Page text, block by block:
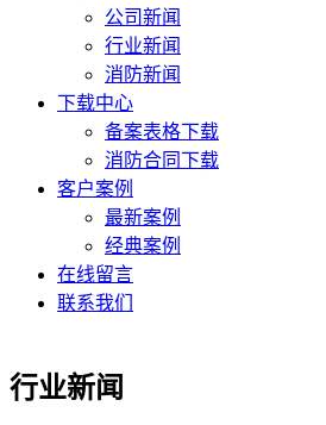
公司新闻
行业新闻
消防新闻
下载中心
备案表格下载
消防合同下载
客户案例
最新案例
经典案例
在线留言
联系我们
行业新闻